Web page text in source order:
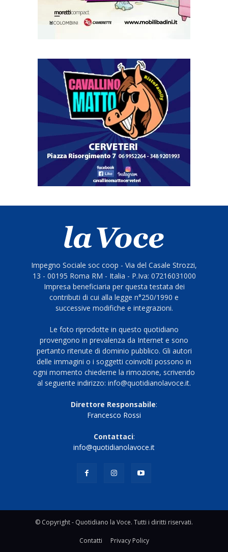
Impegno Sociale soc coop - Via del Casale Strozzi,
13 - 00195 Roma RM - Italia - P.Iva: 07216031000
Impresa beneficiaria per questa testata dei
contributi di cui alla legge n°250/1990 e
successive modifiche e integrazioni.
Le foto riprodotte in questo quotidiano
provengono in prevalenza da Internet e sono
pertanto ritenute di dominio pubblico. Gli autori
delle immagini o i soggetti coinvolti possono in
ogni momento chiederne la rimozione, scrivendo
al seguente indirizzo: info@quotidianolavoce.it.
Direttore Responsabile:
Francesco Rossi
Contattaci:
info@quotidianolavoce.it
© Copyright - Quotidiano la Voce. Tutti i diritti riservati.
Contatti Privacy Policy